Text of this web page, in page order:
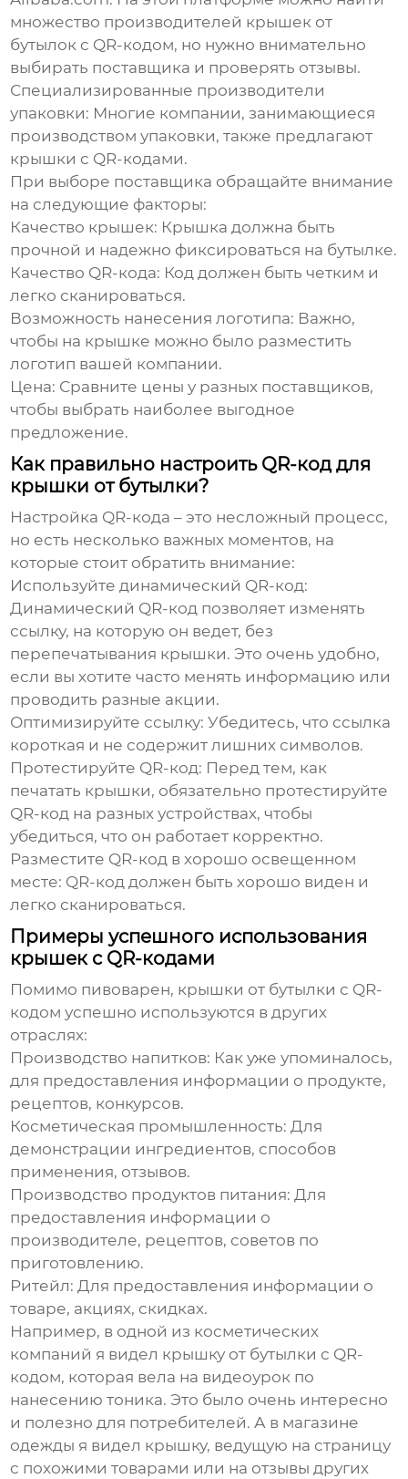
множество производителей крышек от
бутылок с QR-кодом, но нужно внимательно
выбирать поставщика и проверять отзывы.
Специализированные производители
упаковки: Многие компании, занимающиеся
производством упаковки, также предлагают
крышки с QR-кодами.
При выборе поставщика обращайте внимание
на следующие факторы:
Качество крышек: Крышка должна быть
прочной и надежно фиксироваться на бутылке.
Качество QR-кода: Код должен быть четким и
легко сканироваться.
Возможность нанесения логотипа: Важно,
чтобы на крышке можно было разместить
логотип вашей компании.
Цена: Сравните цены у разных поставщиков,
чтобы выбрать наиболее выгодное
предложение.
Как правильно настроить QR-код для
крышки от бутылки?
Настройка QR-кода – это несложный процесс,
но есть несколько важных моментов, на
которые стоит обратить внимание:
Используйте динамический QR-код:
Динамический QR-код позволяет изменять
ссылку, на которую он ведет, без
перепечатывания крышки. Это очень удобно,
если вы хотите часто менять информацию или
проводить разные акции.
Оптимизируйте ссылку: Убедитесь, что ссылка
короткая и не содержит лишних символов.
Протестируйте QR-код: Перед тем, как
печатать крышки, обязательно протестируйте
QR-код на разных устройствах, чтобы
убедиться, что он работает корректно.
Разместите QR-код в хорошо освещенном
месте: QR-код должен быть хорошо виден и
легко сканироваться.
Примеры успешного использования
крышек с QR-кодами
Помимо пивоварен, крышки от бутылки с QR-
кодом успешно используются в других
отраслях:
Производство напитков: Как уже упоминалось,
для предоставления информации о продукте,
рецептов, конкурсов.
Косметическая промышленность: Для
демонстрации ингредиентов, способов
применения, отзывов.
Производство продуктов питания: Для
предоставления информации о
производителе, рецептов, советов по
приготовлению.
Ритейл: Для предоставления информации о
товаре, акциях, скидках.
Например, в одной из косметических
компаний я видел крышку от бутылки с QR-
кодом, которая вела на видеоурок по
нанесению тоника. Это было очень интересно
и полезно для потребителей. А в магазине
одежды я видел крышку, ведущую на страницу
с похожими товарами или на отзывы других